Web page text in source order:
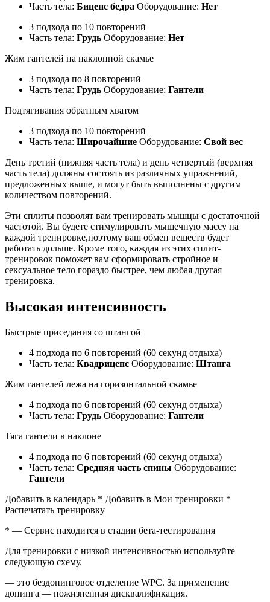
Часть тела: Бицепс бедра Оборудование: Нет
3 подхода по 10 повторений
Часть тела: Грудь Оборудование: Нет
Жим гантелей на наклонной скамье
3 подхода по 8 повторений
Часть тела: Грудь Оборудование: Гантели
Подтягивания обратным хватом
3 подхода по 10 повторений
Часть тела: Широчайшие Оборудование: Свой вес
День третий (нижняя часть тела) и день четвертый (верхняя
часть тела) должны состоять из различных упражнений,
предложенных выше, и могут быть выполнены с другим
количеством повторений.
Эти сплиты позволят вам тренировать мышцы с достаточной
частотой. Вы будете стимулировать мышечную массу на
каждой тренировке,поэтому ваш обмен веществ будет
работать дольше. Кроме того, каждая из этих сплит-
тренировок поможет вам сформировать стройное и
сексуальное тело гораздо быстрее, чем любая другая
тренировка.
Высокая интенсивность
Быстрые приседания со штангой
4 подхода по 6 повторений (60 секунд отдыха)
Часть тела: Квадрицепс Оборудование: Штанга
Жим гантелей лежа на горизонтальной скамье
4 подхода по 6 повторений (60 секунд отдыха)
Часть тела: Грудь Оборудование: Гантели
Тяга гантели в наклоне
4 подхода по 6 повторений (60 секунд отдыха)
Часть тела: Средняя часть спины Оборудование:
Гантели
Добавить в календарь * Добавить в Мои тренировки *
Распечатать тренировку
* — Сервис находится в стадии бета-тестирования
Для тренировки с низкой интенсивностью используйте
следующую схему.
— это бездопинговое отделение WPC. За применение
допинга — пожизненная дисквалификация.